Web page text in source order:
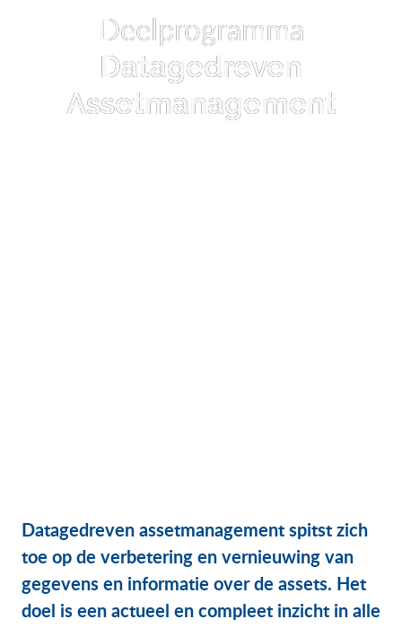
Deelprogramma
Datagedreven
Assetmanagement
Datagedreven assetmanagement spitst zich
toe op de verbetering en vernieuwing van
gegevens en informatie over de assets. Het
doel is een actueel en compleet inzicht in alle